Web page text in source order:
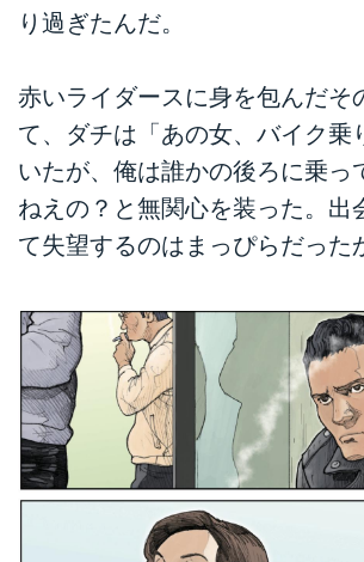
り過ぎたんだ。
赤いライダースに身を包んだそ
て、ダチは「あの女、バイク乗
いたが、俺は誰かの後ろに乗っ
ねえの？と無関心を装った。出
て失望するのはまっぴらだった